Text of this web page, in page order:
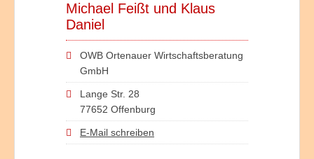
Michael Feißt und Klaus
Daniel
OWB Ortenauer Wirtschaftsberatung
GmbH
Lange Str. 28
77652 Offenburg
E-Mail schreiben